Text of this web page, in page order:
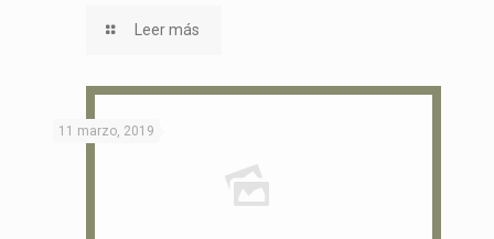
Leer más
11 marzo, 2019